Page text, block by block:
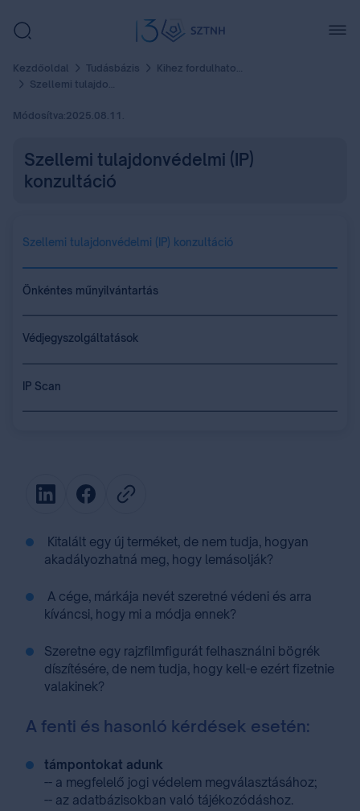
Kezdőoldal Tudásbázis
Kihez fordulhatok?
Szellemi tulajdonvédelmi (IP) konzultáció
Módosítva:2025.08.11.
Szellemi tulajdonvédelmi (IP)
konzultáció
Szellemi tulajdonvédelmi (IP) konzultáció
Önkéntes műnyilvántartás
Védjegyszolgáltatások
IP Scan
Kitalált egy új terméket, de nem tudja, hogyan
akadályozhatná meg, hogy lemásolják?
A cége, márkája nevét szeretné védeni és arra
kíváncsi, hogy mi a módja ennek?
Szeretne egy rajzfilmfigurát felhasználni bögrék
díszítésére, de nem tudja, hogy kell-e ezért fizetnie
valakinek⁣⁣?
A fenti és hasonló kérdések esetén:
támpontokat adunk
-- a megfelelő jogi védelem megválasztásához;
-- az adatbázisokban való tájékozódáshoz.